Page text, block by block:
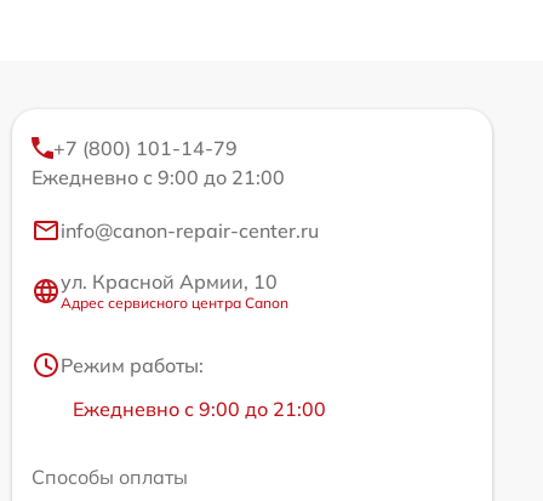
+7 (800) 101-14-79
Ежедневно с 9:00 до 21:00
info@canon-repair-center.ru
ул. Красной Армии, 10
Адрес сервисного центра Canon
Режим работы:
Ежедневно с 9:00 до 21:00
Способы оплаты